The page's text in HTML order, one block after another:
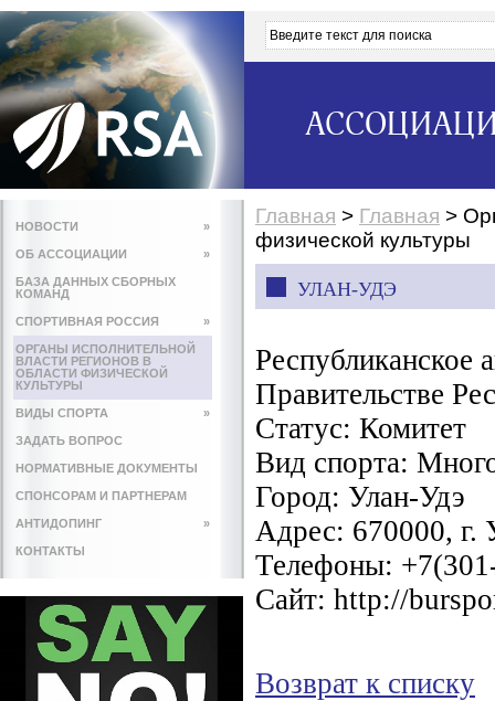
НОВОСТИ »
ОБ АССОЦИАЦИИ »
БАЗА ДАННЫХ СБОРНЫХ
КОМАНД
СПОРТИВНАЯ РОССИЯ »
ОРГАНЫ ИСПОЛНИТЕЛЬНОЙ
ВЛАСТИ РЕГИОНОВ В
ОБЛАСТИ ФИЗИЧЕСКОЙ
КУЛЬТУРЫ
ВИДЫ СПОРТА »
ЗАДАТЬ ВОПРОС
НОРМАТИВНЫЕ ДОКУМЕНТЫ
СПОНСОРАМ И ПАРТНЕРАМ
АНТИДОПИНГ »
КОНТАКТЫ
Главная > Главная >
физической культуры
УЛАН-УДЭ
Республиканское
Правительстве
Статус: Комитет
Вид спорта:
Город: Улан-Удэ
Адрес: 670000, г.
Телефоны:
Сайт: http://
Возврат к списку